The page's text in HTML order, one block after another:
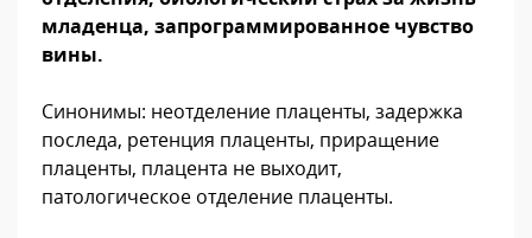
младенца, запрограммированное чувство
вины.
Синонимы: неотделение плаценты, задержка
последа, ретенция плаценты, приращение
плаценты, плацента не выходит,
патологическое отделение плаценты.